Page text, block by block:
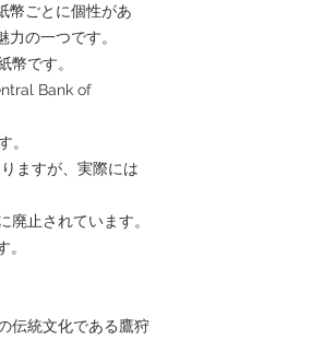
幣ごとに個性があ
の一つです。
幣です。
Bank of
。
ますが、実際には
廃止されています。
伝統文化である鷹狩